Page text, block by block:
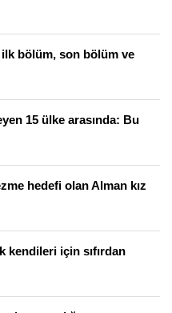
bölüm, son bölüm ve
15 ülke arasında: Bu
hedefi olan Alman kız
kendileri için sıfırdan